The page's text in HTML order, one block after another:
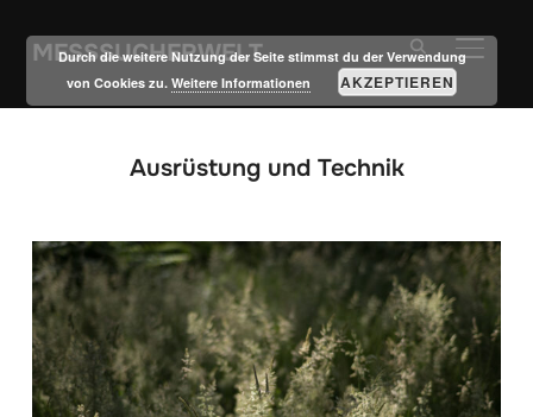
MESSSUCHERWELT
Ausrüstung und Technik
Durch die weitere Nutzung der Seite stimmst du der Verwendung
von Cookies zu.Weitere Informationen AKZEPTIEREN